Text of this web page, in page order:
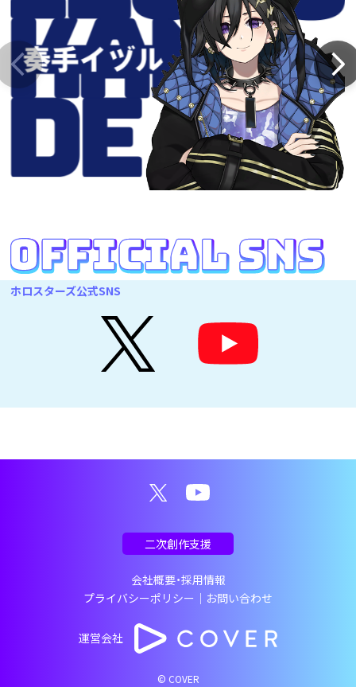
ホロスターズ公式SNS
二次創作支援
会社概要・採用情報
プライバシーポリシー ｜ お問い合わせ
運営会社
© COVER